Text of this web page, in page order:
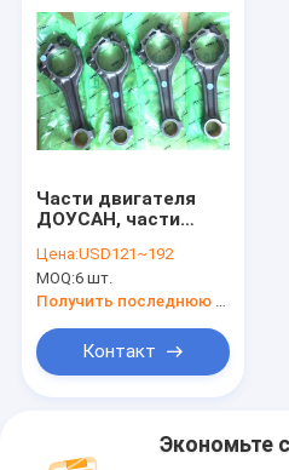
Части двигателя
ДОУСАН, части
Сцепная прутка для
ДАЕВУ и
ДОУСАН,65.02401-
6019,65.02401-6020
Цена:USD121~192
MOQ:6 шт.
Получить последнюю цену
Контакт
Экономьте